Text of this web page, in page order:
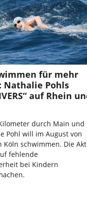
für mehr
Nathalie Pohls
auf Rhein
durch Main und
Pohl will im August von
Köln schwimmen. Die
fehlende
bei Kindern